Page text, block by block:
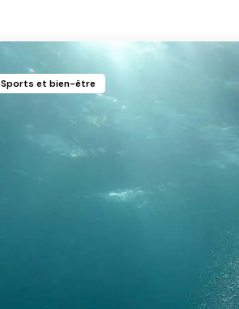
Sports et bien-être